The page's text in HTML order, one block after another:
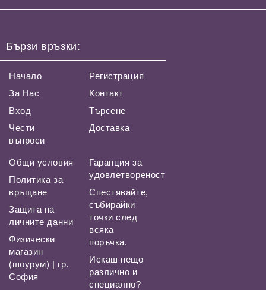
Бързи връзки:
Начало
За Нас
Вход
Чести
въпроси
Регистрация
Контакт
Търсене
Доставка
Общи условия
Политика за
връщане
Защита на
личните данни
Физически
магазин
(шоурум) | гр.
София
Гаранция за
удовлетвореност
Спестявайте,
събирайки
точки след
всяка
поръчка.
Искаш нещо
различно и
специално?